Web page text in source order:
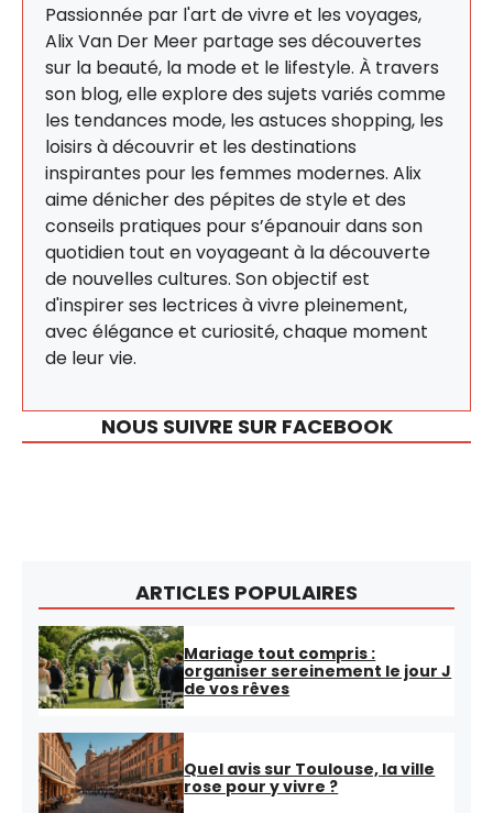
Passionnée par l'art de vivre et les voyages,
Alix Van Der Meer partage ses découvertes
sur la beauté, la mode et le lifestyle. À travers
son blog, elle explore des sujets variés comme
les tendances mode, les astuces shopping, les
loisirs à découvrir et les destinations
inspirantes pour les femmes modernes. Alix
aime dénicher des pépites de style et des
conseils pratiques pour s’épanouir dans son
quotidien tout en voyageant à la découverte
de nouvelles cultures. Son objectif est
d'inspirer ses lectrices à vivre pleinement,
avec élégance et curiosité, chaque moment
de leur vie.
NOUS SUIVRE SUR FACEBOOK
ARTICLES POPULAIRES
Mariage tout compris :
organiser sereinement le jour J
de vos rêves
Quel avis sur Toulouse, la ville
rose pour y vivre ?